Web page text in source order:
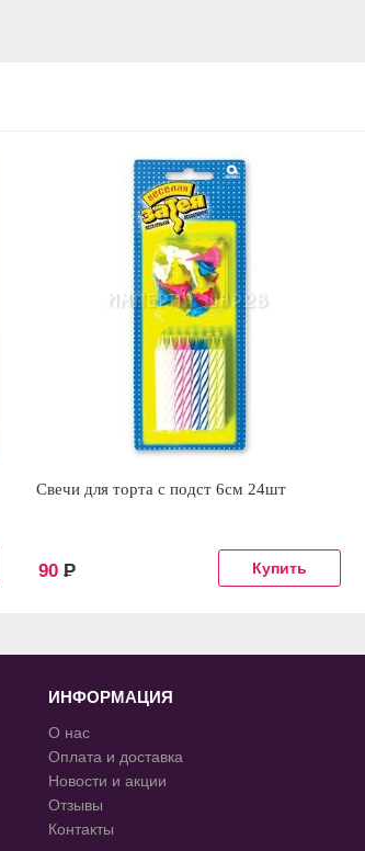
Свечи для торта с подст 6см 24шт
90 Р
ИНФОРМАЦИЯ
О нас
Оплата и доставка
Новости и акции
Отзывы
Контакты